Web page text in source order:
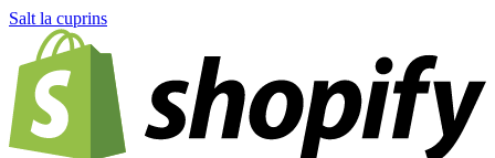
Salt la cuprins